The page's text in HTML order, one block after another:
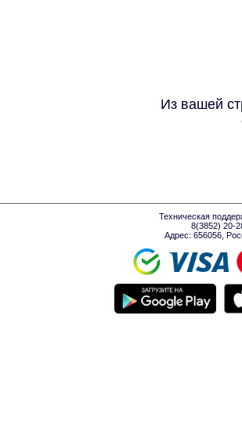
Из вашей
Техническая
8(3852) 20-
Адрес: 656056,